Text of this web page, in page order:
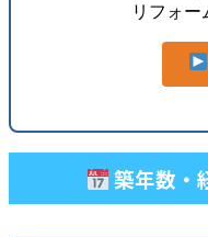
リフォ
築年数・